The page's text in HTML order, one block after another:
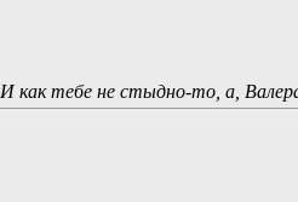
И как тебе не стыдно-то, а,